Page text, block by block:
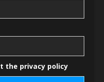
the privacy policy